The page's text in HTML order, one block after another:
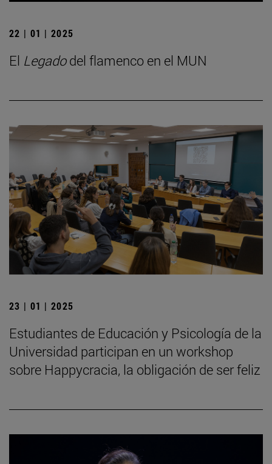
22 | 01 | 2025
El Legadodel flamenco en el MUN
23 | 01 | 2025
Estudiantes de Educación y Psicología de la
Universidad participan en un workshop
sobre Happycracia, la obligación de ser feliz